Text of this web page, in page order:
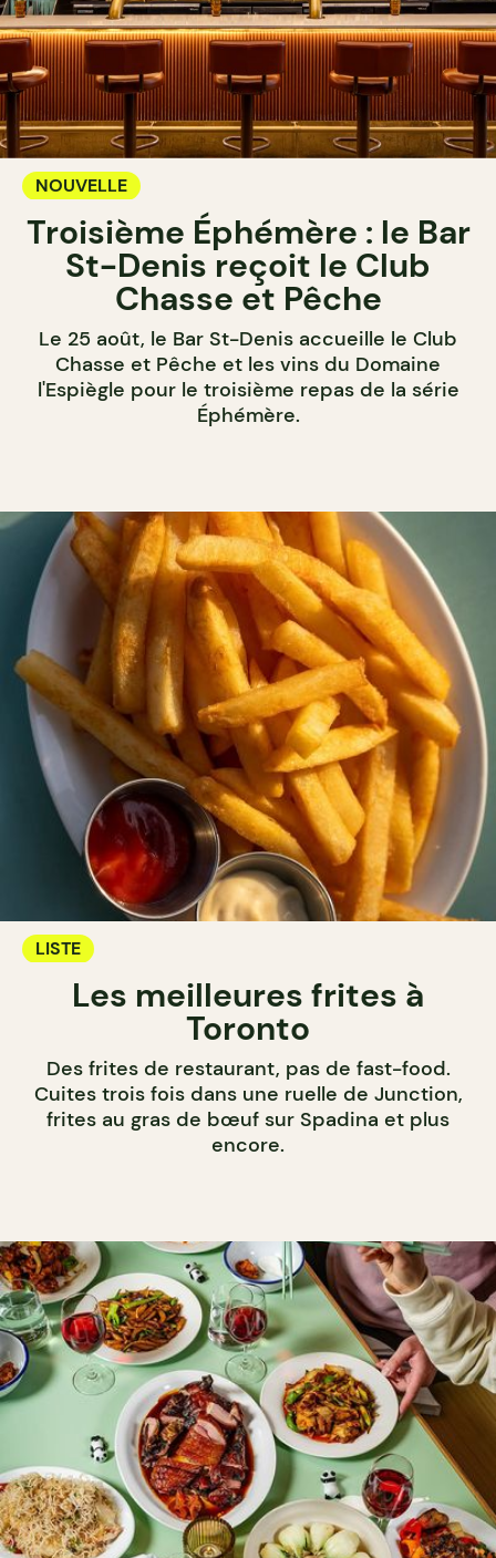
NOUVELLE
Troisième Éphémère : le Bar
St-Denis reçoit le Club
Chasse et Pêche
Le 25 août, le Bar St-Denis accueille le Club
Chasse et Pêche et les vins du Domaine
l'Espiègle pour le troisième repas de la série
Éphémère.
LISTE
Les meilleures frites à
Toronto
Des frites de restaurant, pas de fast-food.
Cuites trois fois dans une ruelle de Junction,
frites au gras de bœuf sur Spadina et plus
encore.